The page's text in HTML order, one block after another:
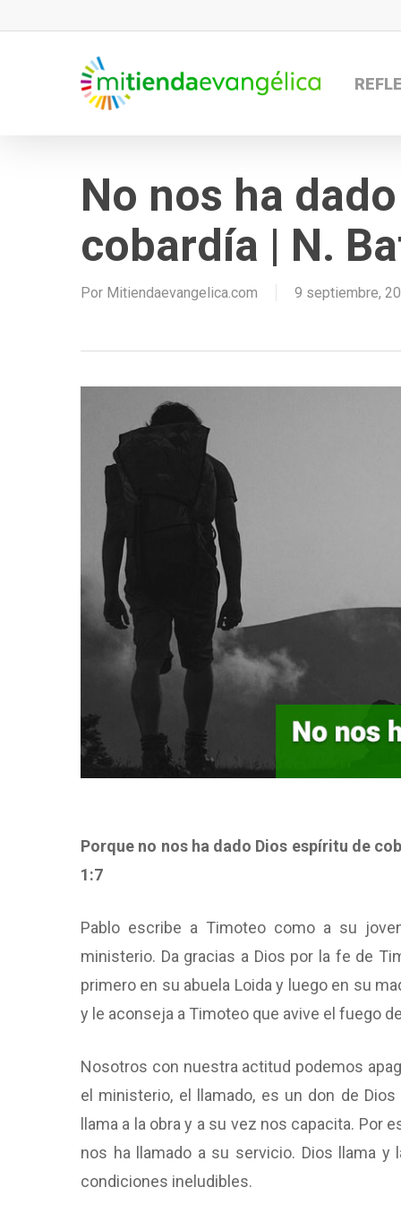
No nos ha
cobardía | N.
Por Mitiendaevangelica.com 9 septiembre,
Porque no nos ha dado Dios espíritu de
1:7
Pablo escribe a Timoteo como a su
ministerio. Da gracias a Dios por la fe de
primero en su abuela Loida y luego en su
y le aconseja a Timoteo que avive el fuego
Nosotros con nuestra actitud podemos
el ministerio, el llamado, es un don de
llama a la obra y a su vez nos capacita.
nos ha llamado a su servicio. Dios llama
condiciones ineludibles.